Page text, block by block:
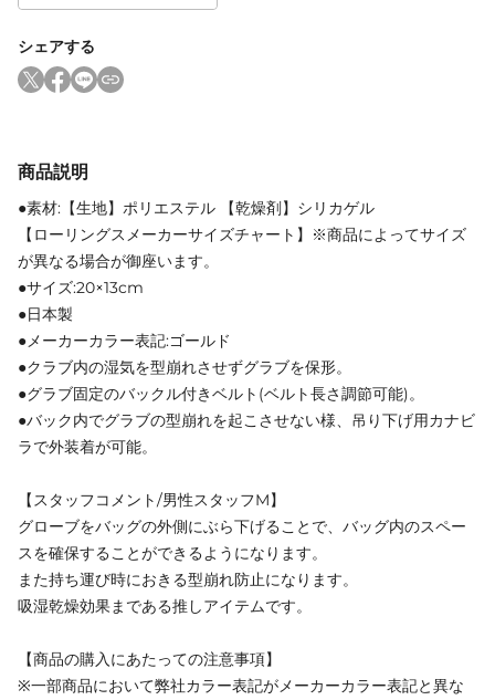
シェアする
商品説明
●素材:【生地】ポリエステル 【乾燥剤】シリカゲル
【ローリングスメーカーサイズチャート】※商品によってサイズ
が異なる場合が御座います。
●サイズ:20×13cm
●日本製
●メーカーカラー表記:ゴールド
●クラブ内の湿気を型崩れさせずグラブを保形。
●グラブ固定のバックル付きベルト(ベルト長さ調節可能)。
●バック内でグラブの型崩れを起こさせない様、吊り下げ用カナビ
ラで外装着が可能。
【スタッフコメント/男性スタッフM】
グローブをバッグの外側にぶら下げることで、バッグ内のスペー
スを確保することができるようになります。
また持ち運び時におきる型崩れ防止になります。
吸湿乾燥効果まである推しアイテムです。
【商品の購入にあたっての注意事項】
※一部商品において弊社カラー表記がメーカーカラー表記と異な